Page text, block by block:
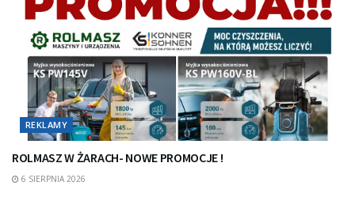
REKLAMY
ROLMASZ W ŻARACH- NOWE PROMOCJE !
6 SIERPNIA 2026